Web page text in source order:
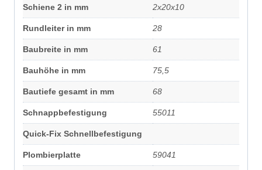
Schiene 2 in mm 2x20x10
Rundleiter in mm 28
Baubreite in mm 61
Bauhöhe in mm 75,5
Bautiefe gesamt in mm 68
Schnappbefestigung 55011
Quick-Fix Schnellbefestigung
Plombierplatte 59041